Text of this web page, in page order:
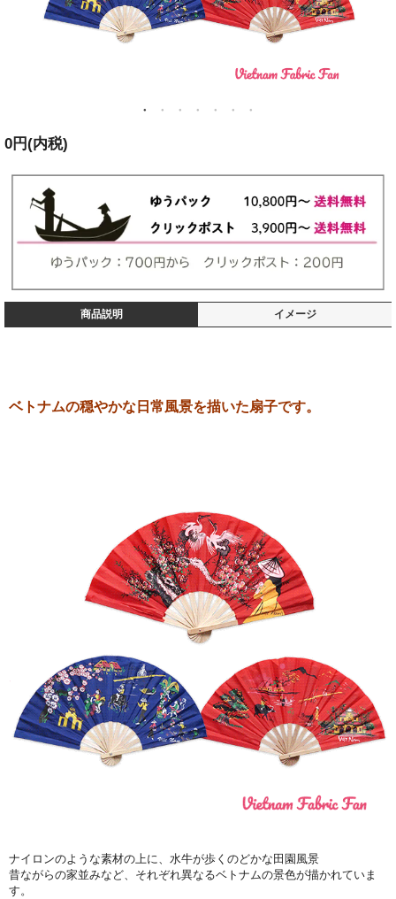
0円(内税)
商品説明 イメージ
ベトナムの穏やかな日常風景を描いた扇子です。
ナイロンのような素材の上に、水牛が歩くのどかな田園風景
昔ながらの家並みなど、それぞれ異なるベトナムの景色が描かれていま
す。